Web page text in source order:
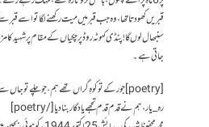
قبریں کھودتا تھا ،وہ جب قبر میں میت رکھنے لگا تو اسے
سنبھال لوں گا ! پنڈی کہوٹہ روڈ پر چکیاں کے مقام پر شہید
جاتی ہے۔
[poetry]جو رکے تو کوہِ گراں تھے ہم ،جو چلے تو جاں سے گذر گئے
رہ_یار ،ہم نے قدم قدم تجھے یادگار بنادیا [/poetry]